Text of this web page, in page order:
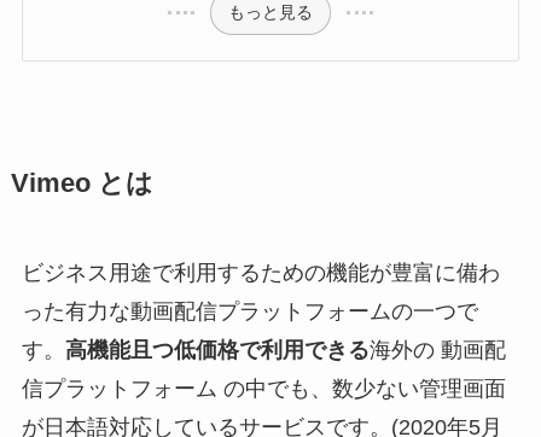
もっと見る
Vimeo とは
ビジネス用途で利用するための機能が豊富に備わ
った有力な動画配信プラットフォームの一つで
す。 高機能且つ低価格で利用できる海外の 動画配
信プラットフォーム の中でも、数少ない管理画面
が日本語対応しているサービスです。(2020年5月